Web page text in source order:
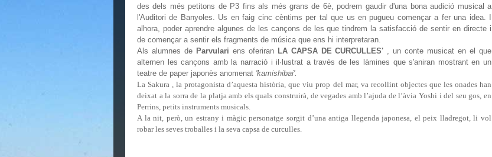
des dels més petitons de P3 fins als més grans de 6è, podrem gaudir d'una bona audició musical a
l'Auditori de Banyoles. Us en faig cinc cèntims per tal que us en pugueu començar a fer una idea. I
alhora, poder aprendre algunes de les cançons de les que tindrem la satisfacció de sentir en directe i
de començar a sentir els fragments de música que ens hi interpretaran.
Als alumnes de Parvulari ens oferiran LA CAPSA DE CURCULLES' , un conte musicat en el que
alternen les cançons amb la narració i il·lustrat a través de les làmines que s'aniran mostrant en un
teatre de paper japonès anomenat 'kamishibai'.
La Sakura , la protagonista d’aquesta història, que viu prop del mar, va recollint objectes que les onades han
deixat a la sorra de la platja amb els quals construirà, de vegades amb l’ajuda de l’àvia Yoshi i del seu gos, en
Perrins, petits instruments musicals.
A la nit, però, un estrany i màgic personatge sorgit d’una antiga llegenda japonesa, el peix lladregot, li vol
robar les seves troballes i la seva capsa de curculles.